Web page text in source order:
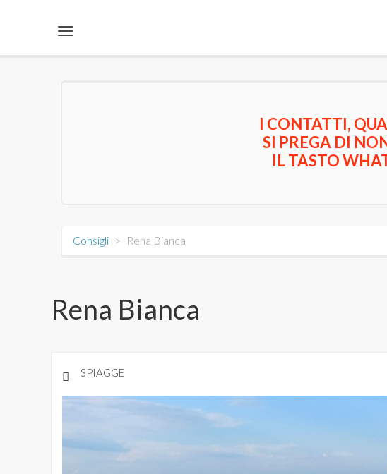
Toggle
navigation
I CONTATTI,
SI PREGA DI
IL TASTO
Consigli Rena Bianca
Rena Bianca
SPIAGGE